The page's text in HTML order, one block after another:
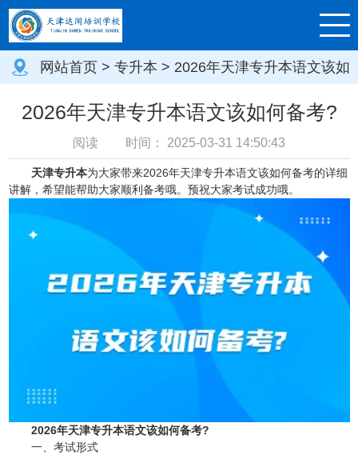
网站首页 > 专升本 > 2026年天津专升本语文该如
何备考?
2026年天津专升本语文该如何备考?
阅读 时间： 2025-03-31 14:50:43
天津专升本为大家带来2026年天津专升本语文该如何备考的详细
讲解，希望能帮助大家顺利备考哦。预祝大家考试成功哦。
2026年天津专升本语文该如何备考?
一、考试形式